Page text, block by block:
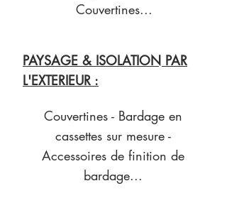
Couvertines...
PAYSAGE & ISOLATION PAR
L'EXTERIEUR :
Couvertines - Bardage en
cassettes sur mesure -
Accessoires de finition de
bardage...